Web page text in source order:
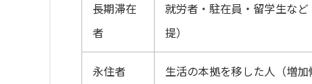
長期滞在
者
就労者・駐在員・留学生な
提）
永住者 生活の本拠を移した人（増加